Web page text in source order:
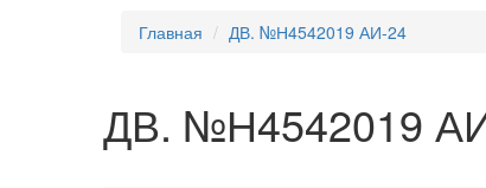
Главная
ДВ. №Н4542019 АИ-24
ДВ. №Н4542019